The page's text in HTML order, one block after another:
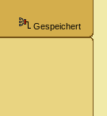
Gespeichert